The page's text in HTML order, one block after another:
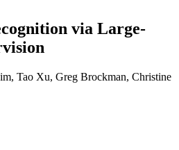
via Large-
Tao Xu, Greg Brockman, Christine